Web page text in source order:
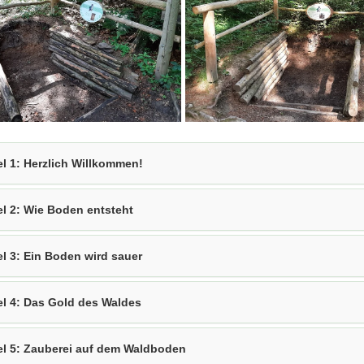
Lehrpfades
1: Herzlich Willkommen!
2: Wie Boden entsteht
3: Ein Boden wird sauer
4: Das Gold des Waldes
5: Zauberei auf dem Waldboden